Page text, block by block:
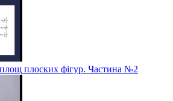
плоских фігур. Частина №2